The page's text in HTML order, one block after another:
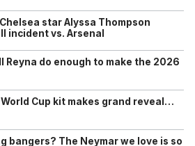
star Alyssa Thompson
incident vs. Arsenal
Reyna do enough to make the 2026
Cup kit makes grand reveal…
bangers? The Neymar we love is so